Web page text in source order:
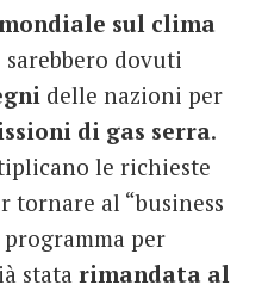
sul clima
sarebbero dovuti
delle nazioni per
di gas serra.
le richieste
tornare al “business
per
stata rimandata al